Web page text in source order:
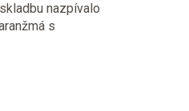
nazpívalo
s